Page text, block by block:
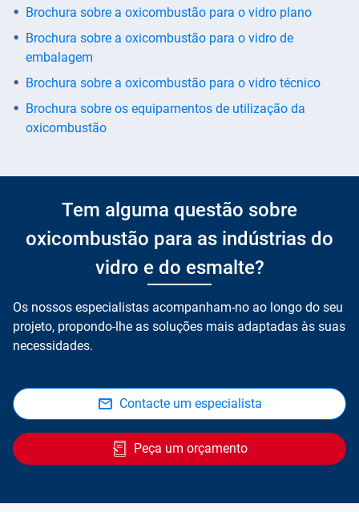
Brochura sobre a oxicombustão para o vidro plano
Brochura sobre a oxicombustão para o vidro de
embalagem
Brochura sobre a oxicombustão para o vidro técnico
Brochura sobre os equipamentos de utilização da
oxicombustão
Tem alguma questão sobre
oxicombustão para as indústrias do
vidro e do esmalte?
Os nossos especialistas acompanham-no ao longo do seu
projeto, propondo-lhe as soluções mais adaptadas às suas
necessidades.
Contacte um especialista
Peça um orçamento